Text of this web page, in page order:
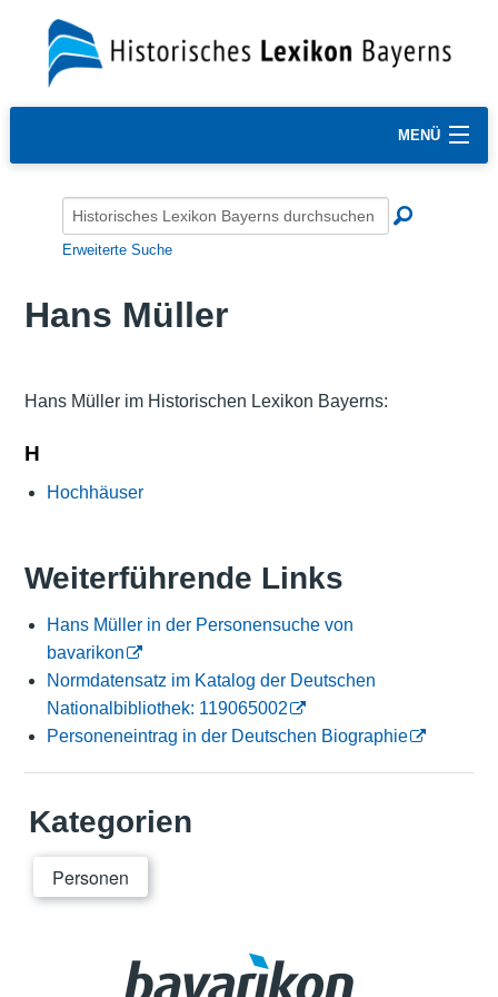
MENÜ
Erweiterte Suche
Hans Müller
Hans Müller im Historischen Lexikon Bayerns:
H
Hochhäuser
Weiterführende Links
Hans Müller in der Personensuche von
bavarikon
Normdatensatz im Katalog der Deutschen
Nationalbibliothek: 119065002
Personeneintrag in der Deutschen Biographie
Kategorien
Personen